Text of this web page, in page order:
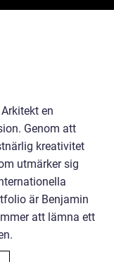
en
Genom att
kreativitet
utmärker sig
är Benjamin
att lämna ett